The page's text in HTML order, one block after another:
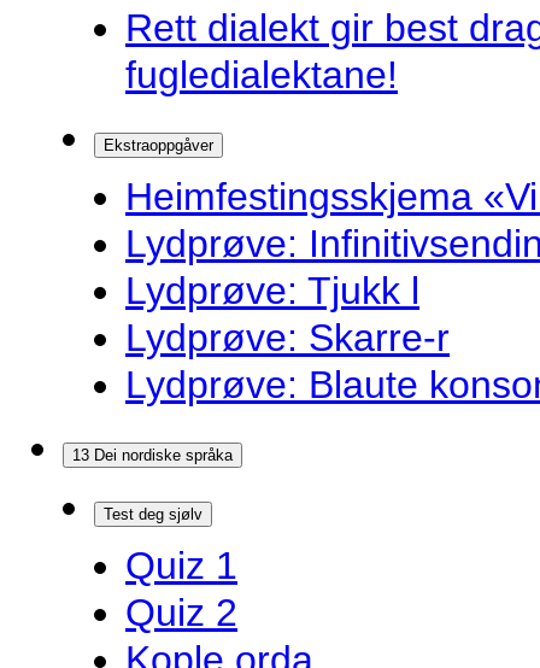
Rett dialekt gir best
fugledialektane!
Ekstraoppgåver
Heimfestingsskjema
Lydprøve:
Lydprøve: Tjukk l
Lydprøve: Skarre-r
Lydprøve: Blaute
13 Dei nordiske språka
Test deg sjølv
Quiz 1
Quiz 2